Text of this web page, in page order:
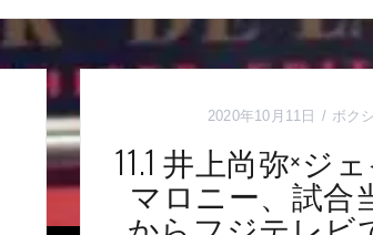
2020年10月11日 ボク
11.1 井上尚弥×ジ
マロニー、試合